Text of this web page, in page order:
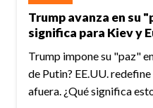
Trump avanza en su
significa para Kiev y
Trump impone su "paz"
de Putin? EE.UU.
afuera. ¿Qué significa